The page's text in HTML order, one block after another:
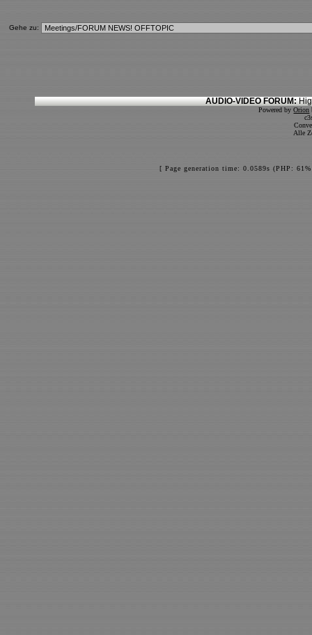
Gehe zu:
AUDIO-VIDEO FORUM:
Powered byOrion
Alle
[ Page generation time: 0.0589s (PHP: